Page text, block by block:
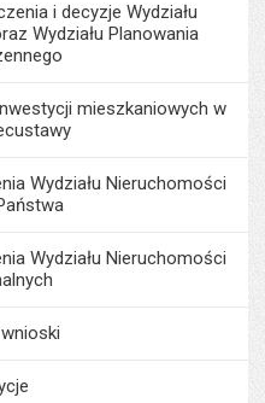
i decyzje Wydziału
Wydziału Planowania
mieszkaniowych w
Wydziału Nieruchomości
Wydziału Nieruchomości